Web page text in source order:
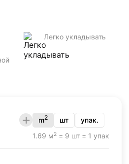
Легко укладывать
m2 шт
упак.
1.69 м2 = 9 шт = 1 упак